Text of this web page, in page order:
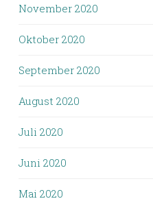
November 2020
Oktober 2020
September 2020
August 2020
Juli 2020
Juni 2020
Mai 2020